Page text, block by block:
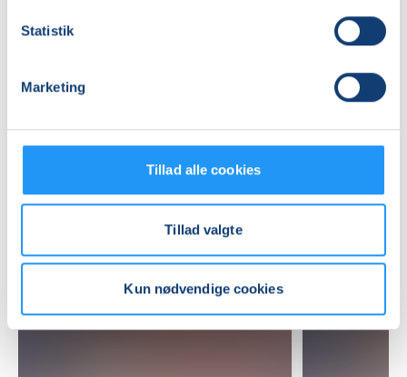
Statistik
Marketing
Tillad alle cookies
Tillad valgte
Kun nødvendige cookies
Praktiske oplysninger
Mødegange
Relaterede hold